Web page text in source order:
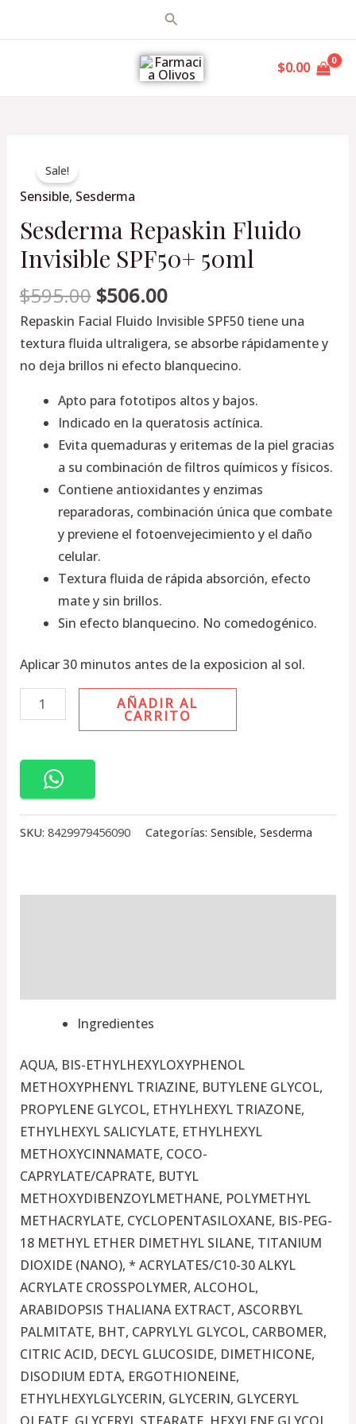
Buscar
$0.00
Sale!
Sensible, Sesderma
Sesderma Repaskin Fluido
Invisible SPF50+ 50ml
$595.00
was:
$595.00.
$506.00
$506.00.
Repaskin Facial Fluido Invisible SPF50 tiene una
textura fluida ultraligera, se absorbe rápidamente y
no deja brillos ni efecto blanquecino.
Apto para fototipos altos y bajos.
Indicado en la queratosis actínica.
Evita quemaduras y eritemas de la piel gracias
a su combinación de filtros químicos y físicos.
Contiene antioxidantes y enzimas
reparadoras, combinación única que combate
y previene el fotoenvejecimiento y el daño
celular.
Textura fluida de rápida absorción, efecto
mate y sin brillos.
Sin efecto blanquecino. No comedogénico.
Aplicar 30 minutos antes de la exposicion al sol.
Repaskin
Fluido
Invisible
SPF50+
50ml
cantidad
AÑADIR AL
CARRITO
SKU: 8429979456090 Categorías: Sensible, Sesderma
Ingredientes
AQUA, BIS-ETHYLHEXYLOXYPHENOL
METHOXYPHENYL TRIAZINE, BUTYLENE GLYCOL,
PROPYLENE GLYCOL, ETHYLHEXYL TRIAZONE,
ETHYLHEXYL SALICYLATE, ETHYLHEXYL
METHOXYCINNAMATE, COCO-
CAPRYLATE/CAPRATE, BUTYL
METHOXYDIBENZOYLMETHANE, POLYMETHYL
METHACRYLATE, CYCLOPENTASILOXANE, BIS-PEG-
18 METHYL ETHER DIMETHYL SILANE, TITANIUM
DIOXIDE (NANO), * ACRYLATES/C10-30 ALKYL
ACRYLATE CROSSPOLYMER, ALCOHOL,
ARABIDOPSIS THALIANA EXTRACT, ASCORBYL
PALMITATE, BHT, CAPRYLYL GLYCOL, CARBOMER,
CITRIC ACID, DECYL GLUCOSIDE, DIMETHICONE,
DISODIUM EDTA, ERGOTHIONEINE,
ETHYLHEXYLGLYCERIN, GLYCERIN, GLYCERYL